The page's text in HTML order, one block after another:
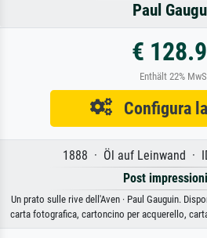
Paul
€
Enthält 22%
Configura la
1888 · Öl auf Leinwand ·
Post
Un prato sulle rive dell'Aven · Paul Gauguin.
carta fotografica, cartoncino per acquerello,